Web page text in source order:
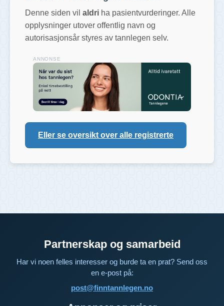
Denne siden vil aldri ha pasientvurderinger. Alle
opplysninger utover offentlig navn og
autorisasjonsår styres av tannlegen selv.
ANNONSE
Eller se oversikt over alle registrerte
Partnerskap og samarbeid
Har vi noen felles interesser og burde ta en prat? Send oss
en e-post på:
post@finntannlegen.no